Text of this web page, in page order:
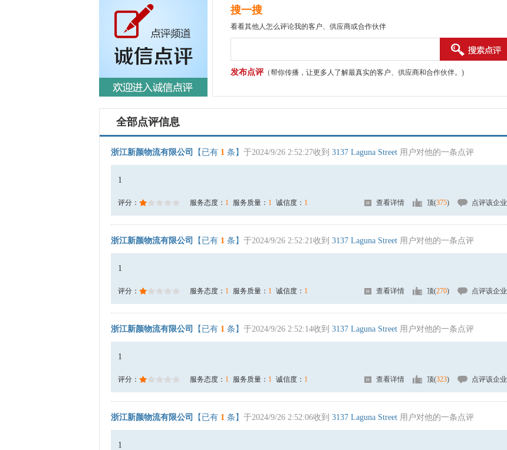
搜一搜
看看其他人怎么评论我的客户、供应商或合作伙伴
发布点评（帮你传播，让更多人了解最真实的客户、供应商和合作伙伴。)
全部点评信息
浙江新颜物流有限公司 【已有 1 条】 于2024/9/26 2:52:27收到 3137 Laguna Street 用户对他的一条点评
1
评分： 服务态度： 1 服务质量： 1 诚信度： 1 查看详情 顶(375) 点评该企业
浙江新颜物流有限公司 【已有 1 条】 于2024/9/26 2:52:21收到 3137 Laguna Street 用户对他的一条点评
1
评分： 服务态度： 1 服务质量： 1 诚信度： 1 查看详情 顶(270) 点评该企业
浙江新颜物流有限公司 【已有 1 条】 于2024/9/26 2:52:14收到 3137 Laguna Street 用户对他的一条点评
1
评分： 服务态度： 1 服务质量： 1 诚信度： 1 查看详情 顶(323) 点评该企业
浙江新颜物流有限公司 【已有 1 条】 于2024/9/26 2:52:06收到 3137 Laguna Street 用户对他的一条点评
1